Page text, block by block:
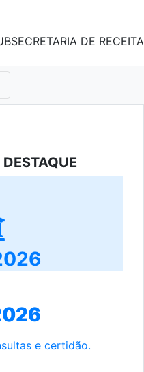
DE RECEITA
e certidão.